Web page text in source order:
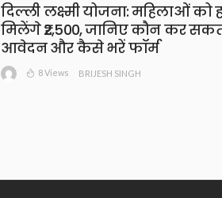
दिल्ली लक्ष्मी योजना: महिलाओं को
मिलेंगे ₹2,500, जानिए कौन कर
आवेदन और कैसे भरें फॉर्म
8 Views BRIJESH SINGH